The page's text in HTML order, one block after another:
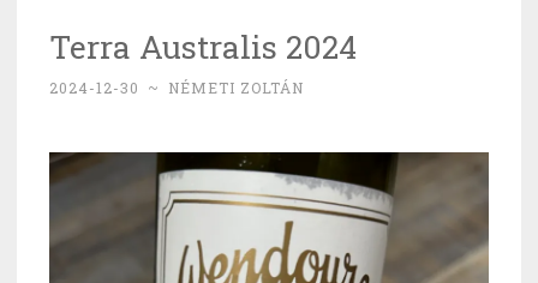
Terra Australis 2024
2024-12-30 ~ NÉMETI ZOLTÁN